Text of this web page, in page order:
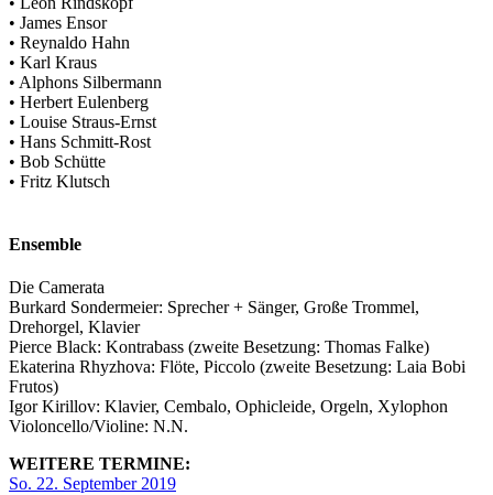
• James Ensor
• Reynaldo Hahn
• Karl Kraus
• Alphons Silbermann
• Herbert Eulenberg
• Louise Straus-Ernst
• Hans Schmitt-Rost
• Bob Schütte
• Fritz Klutsch
Ensemble
Die Camerata
Burkard Sondermeier: Sprecher + Sänger, Große Trommel,
Drehorgel, Klavier
Pierce Black: Kontrabass (zweite Besetzung: Thomas Falke)
Ekaterina Rhyzhova: Flöte, Piccolo (zweite Besetzung: Laia Bobi
Frutos)
Igor Kirillov: Klavier, Cembalo, Ophicleide, Orgeln, Xylophon
Violoncello/Violine: N.N.
WEITERE TERMINE:
So. 22. September 2019